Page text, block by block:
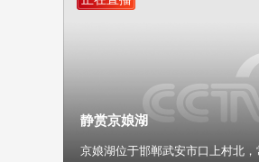
静赏京娘湖
京娘湖位于邯郸武安市口上村北